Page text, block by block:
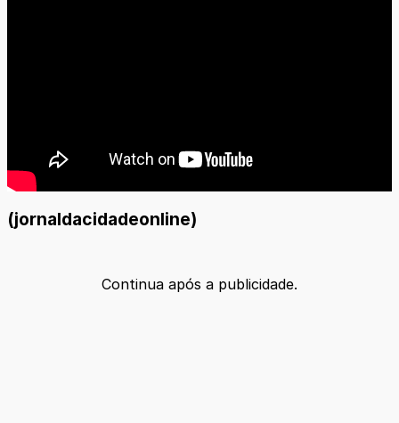
(jornaldacidadeonline)
Continua após a publicidade.